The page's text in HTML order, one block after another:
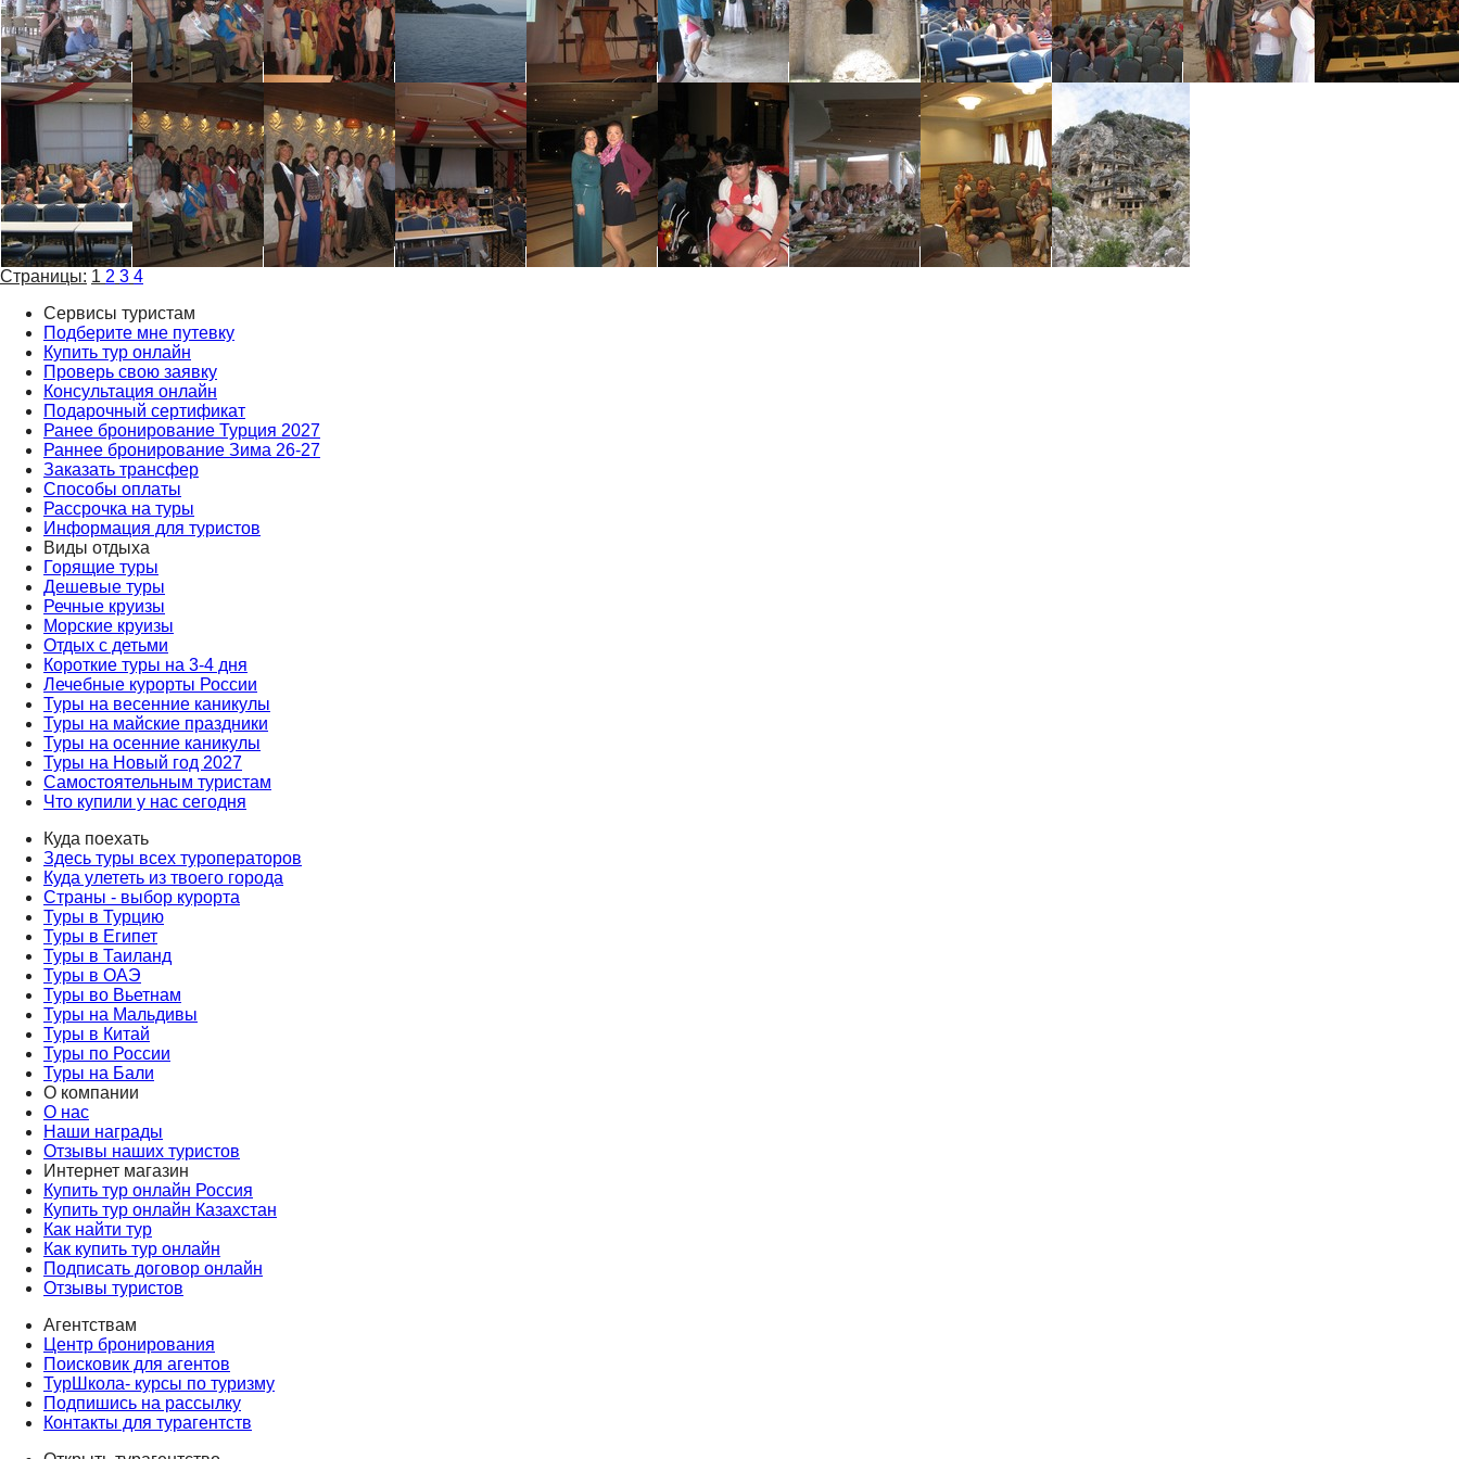
Страницы: 1 2 3 4
Сервисы туристам
Подберите мне путевку
Купить тур онлайн
Проверь свою заявку
Консультация онлайн
Подарочный сертификат
Ранее бронирование Турция 2027
Раннее бронирование Зима 26-27
Заказать трансфер
Способы оплаты
Рассрочка на туры
Информация для туристов
Виды отдыха
Горящие туры
Дешевые туры
Речные круизы
Морские круизы
Отдых с детьми
Короткие туры на 3-4 дня
Лечебные курорты России
Туры на весенние каникулы
Туры на майские праздники
Туры на осенние каникулы
Туры на Новый год 2027
Самостоятельным туристам
Что купили у нас сегодня
Куда поехать
Здесь туры всех туроператоров
Куда улететь из твоего города
Страны - выбор курорта
Туры в Турцию
Туры в Египет
Туры в Таиланд
Туры в ОАЭ
Туры во Вьетнам
Туры на Мальдивы
Туры в Китай
Туры по России
Туры на Бали
О компании
О нас
Наши награды
Отзывы наших туристов
Интернет магазин
Купить тур онлайн Россия
Купить тур онлайн Казахстан
Как найти тур
Как купить тур онлайн
Подписать договор онлайн
Отзывы туристов
Агентствам
Центр бронирования
Поисковик для агентов
ТурШкола- курсы по туризму
Подпишись на рассылку
Контакты для турагентств